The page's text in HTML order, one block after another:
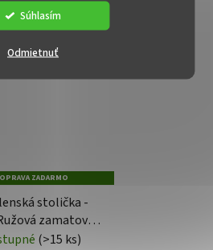
Odmietnuť
Súhlasím
ZADARMO
stolička -
zamatová
látka(>15 ks)